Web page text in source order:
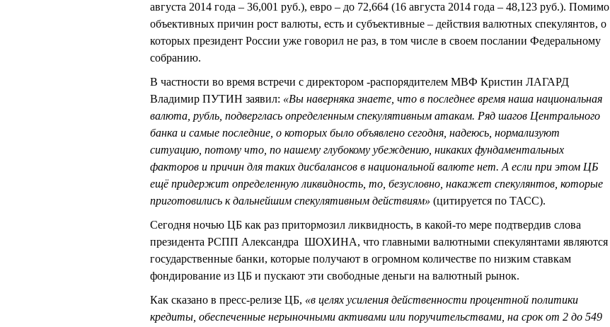
августа 2014 года – 36,001 руб.), евро – до 72,664 (16 августа 2014 года – 48,123 руб.). Помимо
объективных причин рост валюты, есть и субъективные – действия валютных спекулянтов, о
которых президент России уже говорил не раз, в том числе в своем послании Федеральному
собранию.
В частности во время встречи с директором -распорядителем МВФ Кристин ЛАГАРД
Владимир ПУТИН заявил: «Вы наверняка знаете, что в последнее время наша национальная
валюта, рубль, подверглась определенным спекулятивным атакам. Ряд шагов Центрального
банка и самые последние, о которых было объявлено сегодня, надеюсь, нормализуют
ситуацию, потому что, по нашему глубокому убеждению, никаких фундаментальных
факторов и причин для таких дисбалансов в национальной валюте нет. А если при этом ЦБ
ещё придержит определенную ликвидность, то, безусловно, накажет спекулянтов, которые
приготовились к дальнейшим спекулятивным действиям» (цитируется по ТАСС).
Сегодня ночью ЦБ как раз притормозил ликвидность, в какой-то мере подтвердив слова
президента РСПП Александра ШОХИНА, что главными валютными спекулянтами являются
государственные банки, которые получают в огромном количестве по низким ставкам
фондирование из ЦБ и пускают эти свободные деньги на валютный рынок.
Как сказано в пресс-релизе ЦБ, «в целях усиления действенности процентной политики
кредиты, обеспеченные нерыночными активами или поручительствами, на срок от 2 до 549